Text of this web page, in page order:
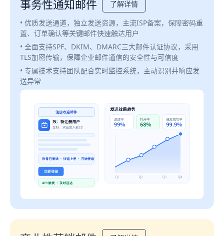
事务性通知邮件
了解详情
• 优质发送通道，独立发送资源，主流ISP备案，保障密码重
置、订单确认等关键邮件快速触达用户
• 全面支持SPF、DKIM、DMARC三大邮件认证协议，采用
TLS加密传输，保障企业邮件通信的安全性与可信度
• 专属技术支持团队配合实时监控系统，主动识别并响应发
送异常